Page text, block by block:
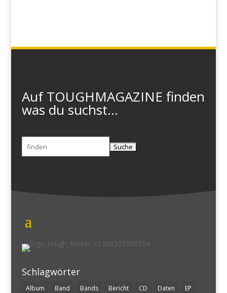
Auf TOUGHMAGAZINE finden
was du suchst...
Suchen
nach:
Schlagwörter
Album Band Bands Bericht CD Daten EP